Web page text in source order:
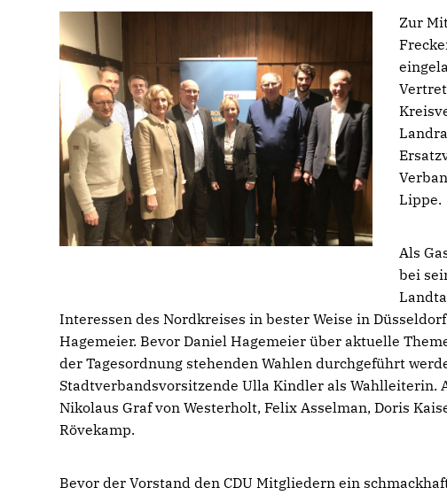
Zur
Lippe.
Als
bei
Interessen des Nordkreises in bester Weise in
Hagemeier. Bevor Daniel Hagemeier über aktuelle
der Tagesordnung stehenden Wahlen durchgeführt
Stadtverbandsvorsitzende Ulla Kindler als Wahlleiterin.
Nikolaus Graf von Westerholt, Felix Asselman, Doris
Rövekamp.
Bevor der Vorstand den CDU Mitgliedern ein